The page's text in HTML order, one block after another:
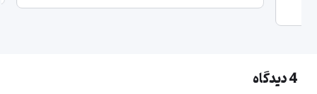
4 دیدگاه